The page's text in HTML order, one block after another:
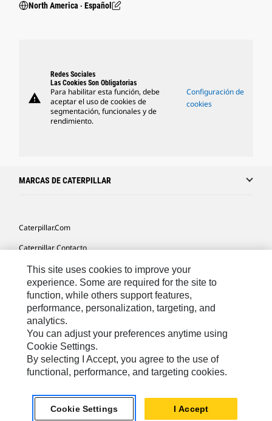
North America ‧ Español
warning
Redes Sociales
Las Cookies Son Obligatorias
Para habilitar esta función, debe
aceptar el uso de cookies de
segmentación, funcionales y de
rendimiento.
Configuración de
cookies
MARCAS DE CATERPILLAR
Caterpillar.com
Caterpillar Contacto
Mis Preferencias De Marketing
Site Map
Cookie Settings
Legal
Privacy
US- Español© 2026 Caterpillar. Todos los derechos reservados.
This site uses cookies to improve your
experience. Some are required for the site to
function, while others support features,
performance, personalization, targeting, and
analytics.
You can adjust your preferences anytime using
Cookie Settings.
By selecting I Accept, you agree to the use of
functional, performance, and targeting cookies.
Cookie Settings I Accept